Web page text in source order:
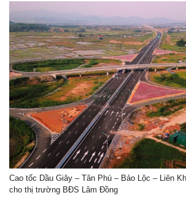
Cao tốc Dầu Giây – Tân Phú – Bảo Lộc – Liên
cho thị trường BĐS Lâm Đồng